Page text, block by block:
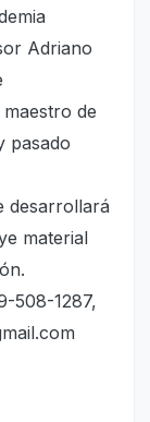
Adriano
de
pasado
desarrollará
material
508-1287,